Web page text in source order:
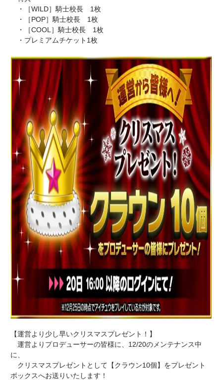
・［WILD］騎士校長 1枚
・［POP］騎士校長 1枚
・［COOL］騎士校長 1枚
・プレミアムチケット1枚
【運営より少し早いクリスマスプレゼント！】
運営よりプロデューサーの皆様に、12/20のメンテナンス中
に、
クリスマスプレゼントとして【クラウン10個】をプレゼント
ボックスへお送りいたします！